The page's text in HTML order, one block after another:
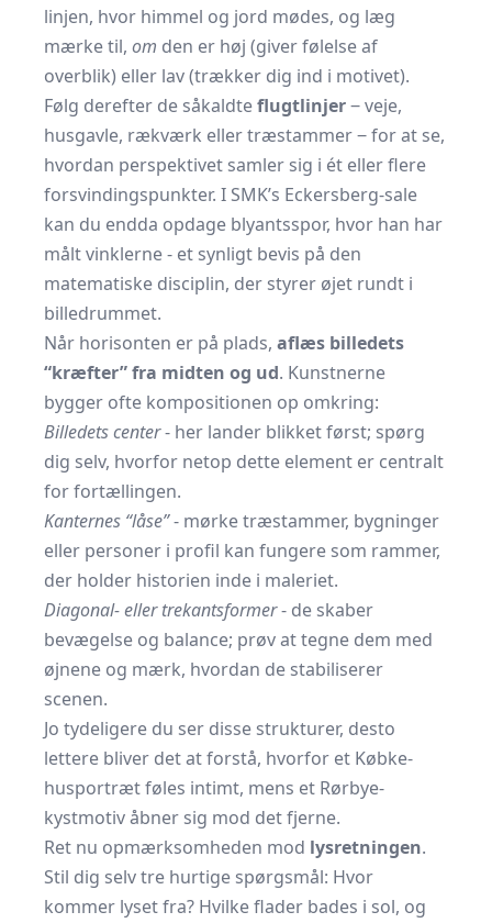
linjen, hvor himmel og jord mødes, og læg
mærke til, om den er høj (giver følelse af
overblik) eller lav (trækker dig ind i motivet).
Følg derefter de såkaldteflugtlinjer‒ veje,
husgavle, rækværk eller træstammer ‒ for at se,
hvordan perspektivet samler sig i ét eller flere
forsvindingspunkter. I SMK’s Eckersberg-sale
kan du endda opdage blyantsspor, hvor han har
målt vinklerne - et synligt bevis på den
matematiske disciplin, der styrer øjet rundt i
billedrummet.
Når horisonten er på plads, aflæs billedets
“kræfter” fra midten og ud. Kunstnerne
bygger ofte kompositionen op omkring:
Billedets center- her lander blikket først; spørg
dig selv, hvorfor netop dette element er centralt
for fortællingen.
Kanternes “låse”- mørke træstammer, bygninger
eller personer i profil kan fungere som rammer,
der holder historien inde i maleriet.
Diagonal- eller trekantsformer- de skaber
bevægelse og balance; prøv at tegne dem med
øjnene og mærk, hvordan de stabiliserer
scenen.
Jo tydeligere du ser disse strukturer, desto
lettere bliver det at forstå, hvorfor et Købke-
husportræt føles intimt, mens et Rørbye-
kystmotiv åbner sig mod det fjerne.
Ret nu opmærksomheden mod lysretningen.
Stil dig selv tre hurtige spørgsmål: Hvor
kommer lyset fra? Hvilke flader bades i sol, og